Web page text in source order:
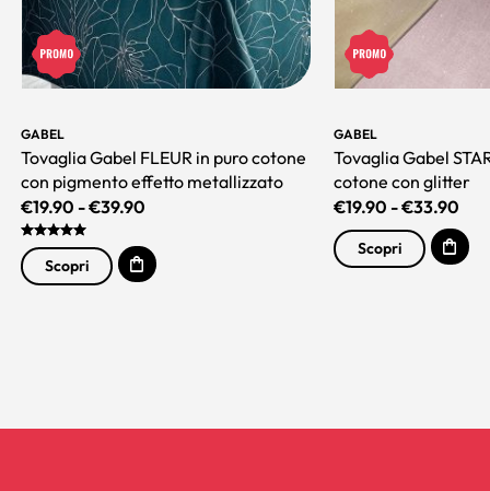
GABEL
Tovaglia Gabel FLEUR in puro cotone
con pigmento effetto metallizzato
€19.90 -€39.90
Scopri
GABEL
Tovaglia Gabel
cotone con glitter
€19.90 -€33.90
Scopri